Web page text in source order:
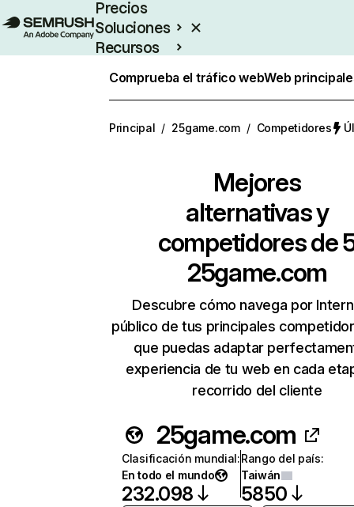
Precios
Soluciones
Recursos
Comprueba el tráfico webWeb
Principal / 25game.com / Competidores
Mejores
alternativas y
competidores de
25game.com
Descubre cómo navega por
público de tus principales
que puedas adaptar
experiencia de tu web en cada
recorrido del cliente
25game.com
Clasificación mundial:
En todo el mundo
232.098
Rango del país:
Taiwán
5850